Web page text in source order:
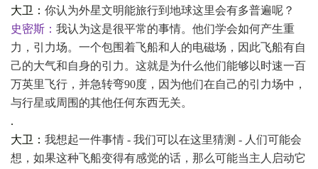
大卫： 你认为外星文明能旅行到地球这里会有多普遍呢？
史密斯： 我认为这是很平常的事情。他们学会如何产生重
力，引力场。一个包围着飞船和人的电磁场，因此飞船有自
己的大气和自身的引力。这就是为什么他们能够以时速一百
万英里飞行，并急转弯90度，因为他们在自己的引力场中，
与行星或周围的其他任何东西无关。
.
大卫： 我想起一件事情 - 我们可以在这里猜测 - 人们可能会
想，如果这种飞船变得有感觉的话，那么可能当主人启动它